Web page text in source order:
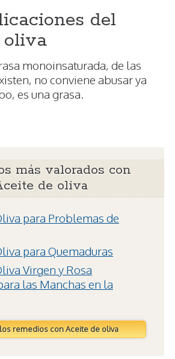
del
oliva
monoinsaturada, de las
no conviene abusar ya
es una grasa.
más valorados con
de oliva
para Problemas de
para Quemaduras
Virgen y Rosa
las Manchas en la
remedios con Aceite de oliva